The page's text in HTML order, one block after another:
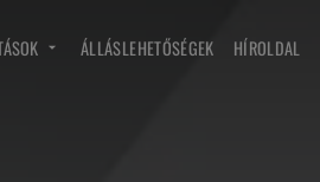
ÁLLÁSLEHETŐSÉGEK HÍROLDAL